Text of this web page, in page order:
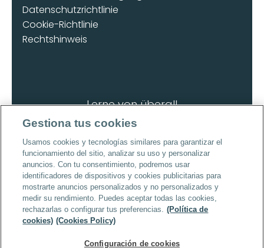
Datenschutzrichtlinie
Cookie-Richtlinie
Rechtshinweis
Lerne von überall
Lade die App herunter
Urheberrecht © 2026 | Alle Rechte
vorbehalten
Gestiona tus cookies
Usamos cookies y tecnologías similares para garantizar el
funcionamiento del sitio, analizar su uso y personalizar
anuncios. Con tu consentimiento, podremos usar
identificadores de dispositivos y cookies publicitarias para
mostrarte anuncios personalizados y no personalizados y
medir su rendimiento. Puedes aceptar todas las cookies,
rechazarlas o configurar tus preferencias. (Política de
cookies) (Cookies Policy)
Configuración de cookies